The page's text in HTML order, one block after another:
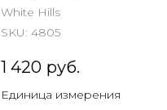
White Hills
SKU: 4805
1 420 руб.
Единица измерения